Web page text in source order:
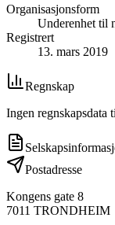
Organisasjonsform
Underenhet til
Registrert
13. mars 2019
Regnskap
Ingen regnskapsdata
Postadresse
Kongens gate 8
7011 TRONDHEIM